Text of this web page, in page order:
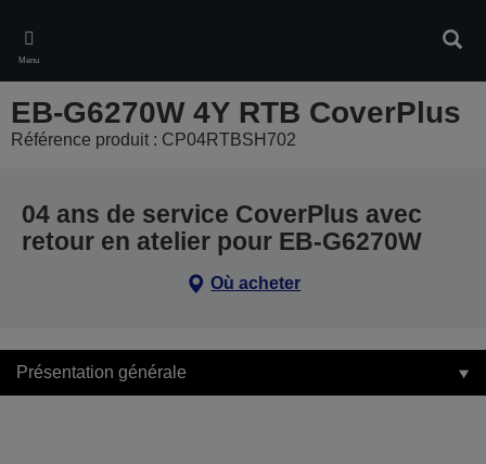
main
content
Menu
EB-G6270W 4Y RTB CoverPlus
Référence produit : CP04RTBSH702
04 ans de service CoverPlus avec
retour en atelier pour EB-G6270W
Où acheter
Présentation générale